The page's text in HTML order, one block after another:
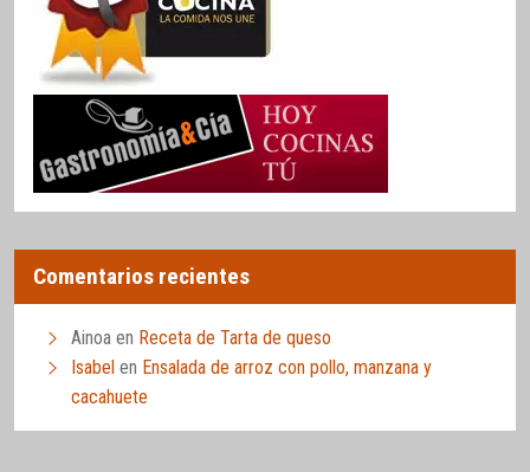
Comentarios recientes
Ainoa en Receta de Tarta de queso
Isabel en Ensalada de arroz con pollo, manzana y
cacahuete